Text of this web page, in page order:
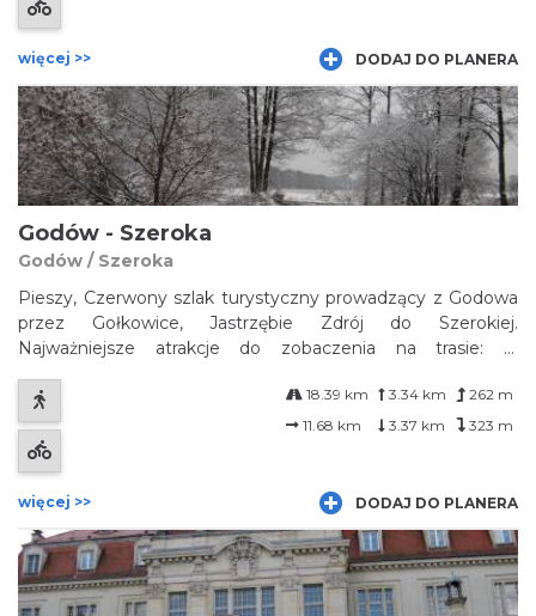
więcej >> DODAJ DO PLANERA
Godów - Szeroka
Godów / Szeroka
Pieszy, Czerwony szlak turystyczny prowadzący z Godowa
przez Gołkowice, Jastrzębie Zdrój do Szerokiej.
Najważniejsze atrakcje do zobaczenia na trasie: w
Zdroju - Galeria Historii Miasta, park Zdrojowy i zabytkowa
zabudowa uzdrowiskowa (Dom Zdroj...
18.39 km 3.34 km
262 m
11.68 km
3.37 km 323 m
więcej >> DODAJ DO PLANERA